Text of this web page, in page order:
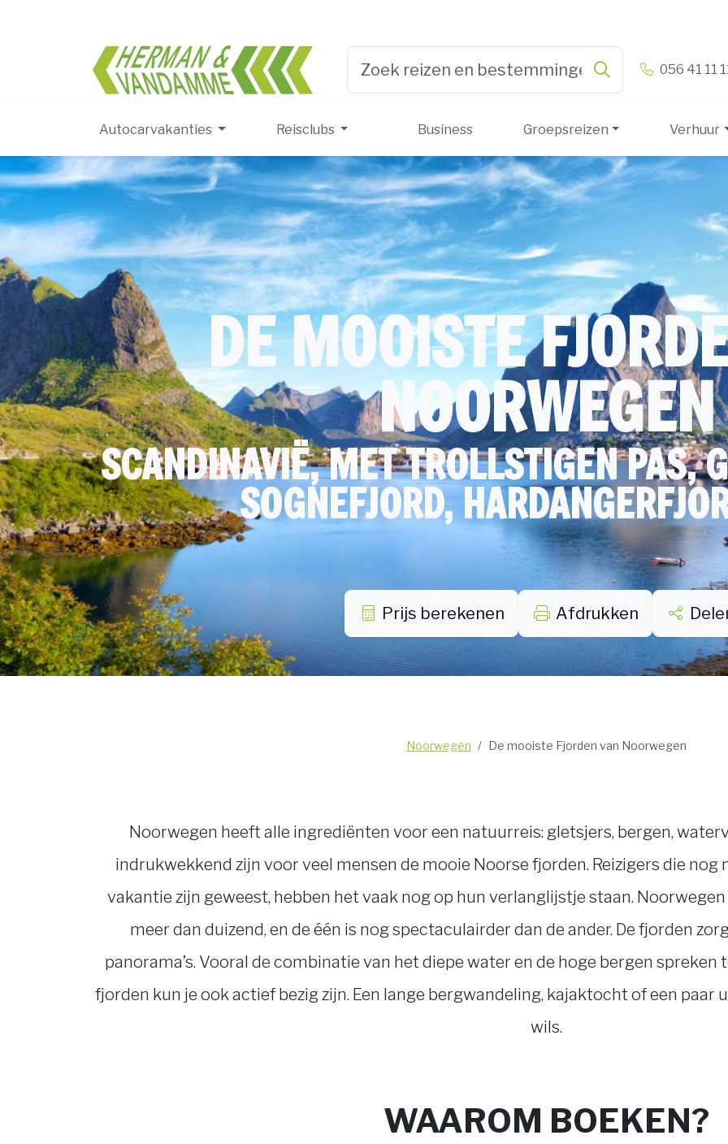
Herman & Vandamme 056 41 11
Autocarvakanties Reisclubs Business Groepsreizen Verhuur
DE MOOISTE
NOORWEGEN
SCANDINAVIË, MET TROLLSTIGEN PAS,
SOGNEFJORD,
Prijs berekenen Afdrukken
Noorwegen De mooiste Fjorden van Noorwegen
Noorwegen heeft alle ingrediënten voor een natuurreis: gletsjers, bergen,
indrukwekkend zijn voor veel mensen de mooie Noorse fjorden. Reizigers die
vakantie zijn geweest, hebben het vaak nog op hun verlanglijstje staan.
meer dan duizend, en de één is nog spectaculairder dan de ander. De fjorden
panorama’s. Vooral de combinatie van het diepe water en de hoge bergen
fjorden kun je ook actief bezig zijn. Een lange bergwandeling, kajaktocht of een paar
wils.
WAAROM BOEKEN?